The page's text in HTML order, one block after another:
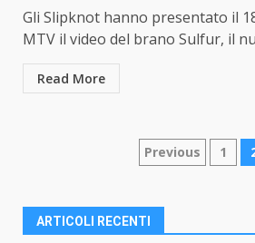
Gli Slipknot hanno presentato il
MTV il video del brano Sulfur, il
Read More
articoli
Previous 1
ARTICOLI RECENTI